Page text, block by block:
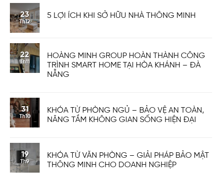
23
Th12
5 LỢI ÍCH KHI SỞ HỮU NHÀ THÔNG MINH
22
Th11
HOÀNG MINH GROUP HOÀN THÀNH CÔNG
TRÌNH SMART HOME TẠI HÒA KHÁNH – ĐÀ
NẴNG
31
Th10
KHÓA TỪ PHÒNG NGỦ – BẢO VỆ AN TOÀN,
NÂNG TẦM KHÔNG GIAN SỐNG HIỆN ĐẠI
19
Th9
KHÓA TỪ VĂN PHÒNG – GIẢI PHÁP BẢO MẬT
THÔNG MINH CHO DOANH NGHIỆP